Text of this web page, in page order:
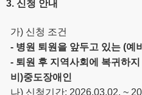
3. 신청 안내
가) 신청 조건
- 병원 퇴원을 앞두고 있는 (예비
- 퇴원 후 지역사회에 복귀하
비 )중도장애인
나) 신청기간: 2026.03.02. ~